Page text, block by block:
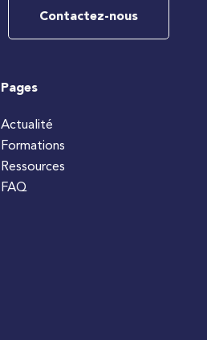
Contactez-nous
Pages
Actualité
Formations
Ressources
FAQ